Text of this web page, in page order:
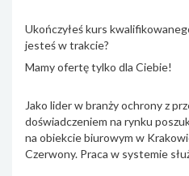
Ukończyłeś kurs
jesteś w trakcie?
Mamy ofertę tylko dla Ciebie!
Jako lider w branży ochrony z
doświadczeniem na rynku
na obiekcie biurowym w
Czerwony. Praca w systemie